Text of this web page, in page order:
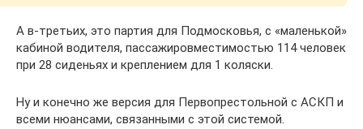
А в-третьих, это партия для Подмосковья, с «маленькой»
кабиной водителя, пассажировместимостью 114 человек
при 28 сиденьях и креплением для 1 коляски.
Ну и конечно же версия для Первопрестольной с АСКП и
всеми нюансами, связанными с этой системой.